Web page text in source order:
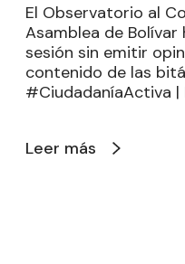
El Observatorio al
Asamblea de
sesión sin emitir
contenido de las
#CiudadaníaActiva
Leer más